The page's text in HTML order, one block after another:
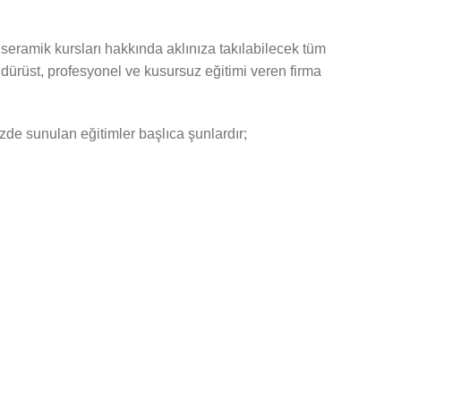
kursları hakkında aklınıza takılabilecek tüm
profesyonel ve kusursuz eğitimi veren firma
sunulan eğitimler başlıca şunlardır;